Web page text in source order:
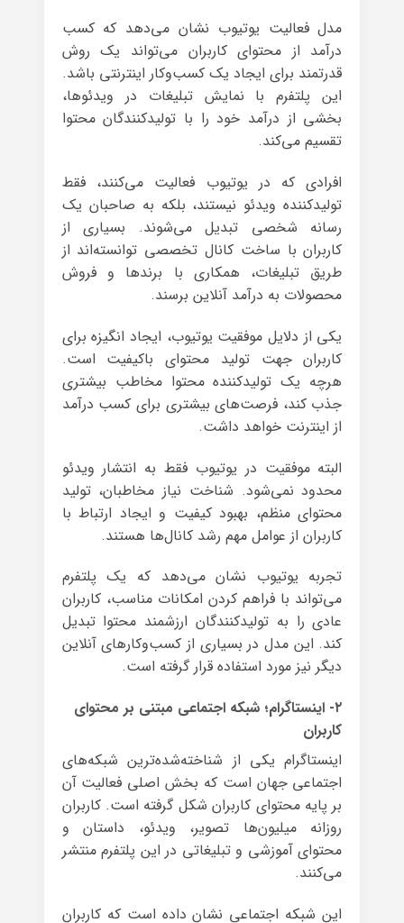
مدل فعالیت یوتیوب نشان می‌دهد که کسب
درآمد از محتوای کاربران می‌تواند یک روش
قدرتمند برای ایجاد یک کسب‌وکار اینترنتی باشد.
این پلتفرم با نمایش تبلیغات در ویدئوها،
بخشی از درآمد خود را با تولیدکنندگان محتوا
تقسیم می‌کند.
افرادی که در یوتیوب فعالیت می‌کنند، فقط
تولیدکننده ویدئو نیستند، بلکه به صاحبان یک
رسانه شخصی تبدیل می‌شوند. بسیاری از
کاربران با ساخت کانال تخصصی توانسته‌اند از
طریق تبلیغات، همکاری با برندها و فروش
محصولات به درآمد آنلاین برسند.
یکی از دلایل موفقیت یوتیوب، ایجاد انگیزه برای
کاربران جهت تولید محتوای باکیفیت است.
هرچه یک تولیدکننده محتوا مخاطب بیشتری
جذب کند، فرصت‌های بیشتری برای کسب درآمد
از اینترنت خواهد داشت.
البته موفقیت در یوتیوب فقط به انتشار ویدئو
محدود نمی‌شود. شناخت نیاز مخاطبان، تولید
محتوای منظم، بهبود کیفیت و ایجاد ارتباط با
کاربران از عوامل مهم رشد کانال‌ها هستند.
تجربه یوتیوب نشان می‌دهد که یک پلتفرم
می‌تواند با فراهم کردن امکانات مناسب، کاربران
عادی را به تولیدکنندگان ارزشمند محتوا تبدیل
کند. این مدل در بسیاری از کسب‌وکارهای آنلاین
دیگر نیز مورد استفاده قرار گرفته است.
۲- اینستاگرام؛ شبکه اجتماعی مبتنی بر محتوای
کاربران
اینستاگرام یکی از شناخته‌شده‌ترین شبکه‌های
اجتماعی جهان است که بخش اصلی فعالیت آن
بر پایه محتوای کاربران شکل گرفته است. کاربران
روزانه میلیون‌ها تصویر، ویدئو، داستان و
محتوای آموزشی و تبلیغاتی در این پلتفرم منتشر
می‌کنند.
این شبکه اجتماعی نشان داده است که کاربران